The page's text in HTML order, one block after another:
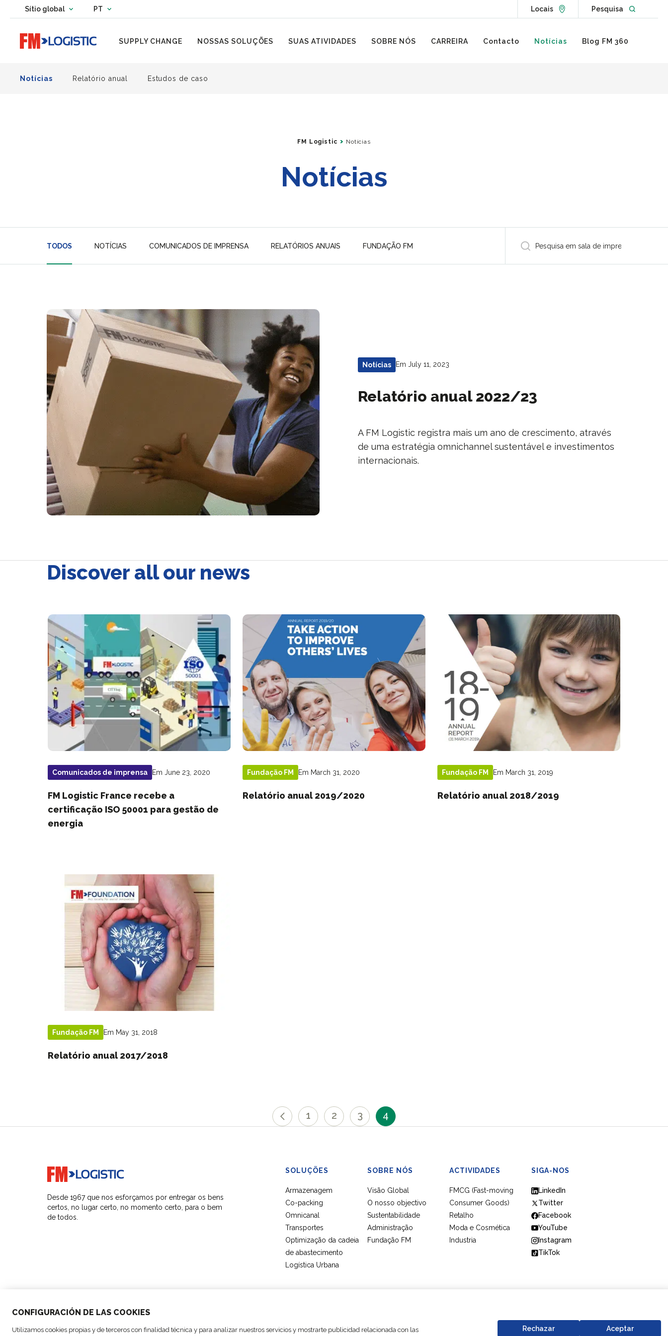
CONFIGURACIÓN DE LAS COOKIES
Utilizamos cookies propias y de terceros con finalidad técnica y para analizar nuestros servicios y mostrarte publicidad relacionada con las
Aceptar
Rechazar
Sítio global Change country website
PT
Change language LocaisGo to Locations page
Pesquisa Open
Go to home page
SUPPLY CHANGE NOSSAS SOLUÇÕES SUAS ATIVIDADES SOBRE NÓS CARREIRA Contacto Notícias Blog FM 360
Notícias Relatório anual Estudos de caso
FM Logistic Notícias
Notícias
TODOS NOTÍCIAS COMUNICADOS DE IMPRENSA RELATÓRIOS ANUAIS FUNDAÇÃO FM
Notícias Em July 11, 2023
Relatório anual 2022/23
A FM Logistic registra mais um ano de crescimento, através
de uma estratégia omnichannel sustentável e investimentos
internacionais.
Discover all our news
Comunicados de imprensa Em June 23, 2020
FM Logistic France recebe a
certificação ISO 50001 para gestão de
energia
Fundação FM Em March 31, 2020
Relatório anual 2019/2020
Fundação FM Em March 31, 2019
Relatório anual 2018/2019
Fundação FM Em May 31, 2018
Relatório anual 2017/2018
1 2 3 4
Go to home page
Desde 1967 que nos esforçamos por entregar os bens
certos, no lugar certo, no momento certo, para o bem
de todos.
SOLUÇÕES
Armazenagem
Co-packing
Omnicanal
Transportes
Optimização da cadeia
de abastecimento
Logística Urbana
SOBRE NÓS
Visão Global
O nosso objectivo
Sustentabilidade
Administração
Fundação FM
ACTIVIDADES
FMCG (Fast-moving
Consumer Goods)
Retalho
Moda e Cosmética
Industria
SIGA-NOS
LinkedIn
Twitter
Facebook
YouTube
Instagram
TikTok
© Copyright FM Logistic, 2026